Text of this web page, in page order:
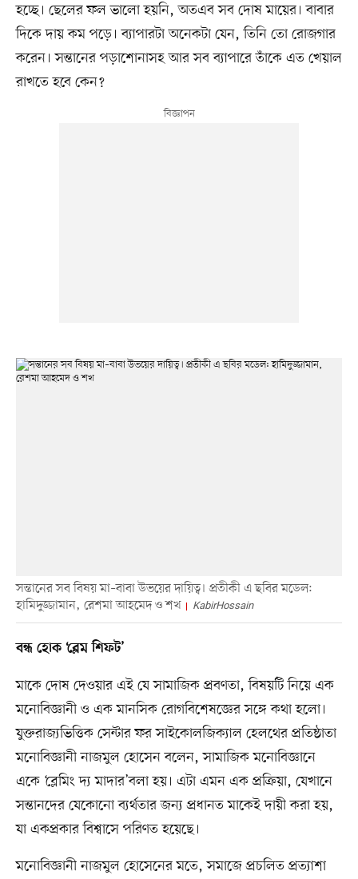
হচ্ছে। ছেলের ফল ভালো হয়নি, অতএব সব দোষ মায়ের। বাবার
দিকে দায় কম পড়ে। ব্যাপারটা অনেকটা যেন, তিনি তো রোজগার
করেন। সন্তানের পড়াশোনাসহ আর সব ব্যাপারে তাঁকে এত খেয়াল
রাখতে হবে কেন?
সন্তানের সব বিষয় মা–বাবা উভয়ের দায়িত্ব। প্রতীকী এ ছবির মডেল:
হামিদুজ্জামান, রেশমা আহমেদ ও শখ
KabirHossain
বন্ধ হোক ‘ব্লেম শিফট’
মাকে দোষ দেওয়ার এই যে সামাজিক প্রবণতা, বিষয়টি নিয়ে এক
মনোবিজ্ঞানী ও এক মানসিক রোগবিশেষজ্ঞের সঙ্গে কথা হলো।
যুক্তরাজ্যভিত্তিক সেন্টার ফর সাইকোলজিক্যাল হেলথের প্রতিষ্ঠাতা
মনোবিজ্ঞানী নাজমুল হোসেন বলেন, সামাজিক মনোবিজ্ঞানে
একে ‘ব্লেমিং দ্য মাদার’বলা হয়। এটা এমন এক প্রক্রিয়া, যেখানে
সন্তানদের যেকোনো ব্যর্থতার জন্য প্রধানত মাকেই দায়ী করা হয়,
যা একপ্রকার বিশ্বাসে পরিণত হয়েছে।
মনোবিজ্ঞানী নাজমুল হোসেনের মতে, সমাজে প্রচলিত প্রত্যাশা